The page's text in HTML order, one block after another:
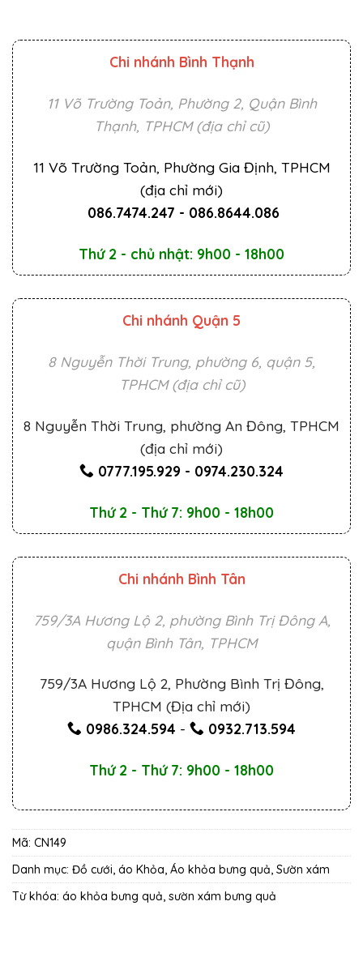
Chi nhánh Bình Thạnh
11 Võ Trường Toản, Phường 2, Quận Bình
Thạnh, TPHCM (địa chỉ cũ)
11 Võ Trường Toản, Phường Gia Định, TPHCM
(địa chỉ mới)
086.7474.247 - 086.8644.086
Thứ 2 - chủ nhật: 9h00 - 18h00
Chi nhánh Quận 5
8 Nguyễn Thời Trung, phường 6, quận 5,
TPHCM (địa chỉ cũ)
8 Nguyễn Thời Trung, phường An Đông, TPHCM
(địa chỉ mới)
0777.195.929 - 0974.230.324
Thứ 2 - Thứ 7: 9h00 - 18h00
Chi nhánh Bình Tân
759/3A Hương Lộ 2, phường Bình Trị Đông A,
quận Bình Tân, TPHCM
759/3A Hương Lộ 2, Phường Bình Trị Đông,
TPHCM (Địa chỉ mới)
0986.324.594 - 0932.713.594
Thứ 2 - Thứ 7: 9h00 - 18h00
Mã: CN149
Danh mục: Đồ cưới, áo Khỏa, Áo khỏa bưng quả, Sườn xám
Từ khóa: áo khỏa bưng quả, sườn xám bưng quả